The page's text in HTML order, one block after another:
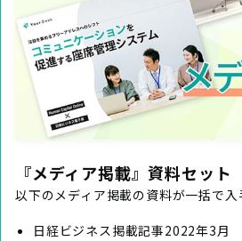
『メディア掲載』資料セット
以下のメディア掲載の資料が一括で入
日経ビジネス掲載記事2022年3月